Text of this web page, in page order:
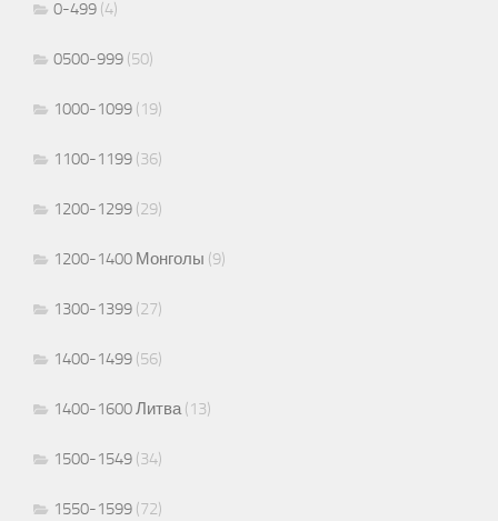
0-499 (4)
0500-999 (50)
1000-1099 (19)
1100-1199 (36)
1200-1299 (29)
1200-1400 Монголы (9)
1300-1399 (27)
1400-1499 (56)
1400-1600 Литва(13)
1500-1549 (34)
1550-1599 (72)